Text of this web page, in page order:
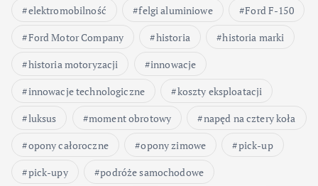
elektromobilność
felgi aluminiowe
Ford F-150
Ford Motor Company
historia
historia marki
historia motoryzacji
innowacje
innowacje technologiczne
koszty eksploatacji
luksus
moment obrotowy
napęd na cztery koła
opony całoroczne
opony zimowe
pick-up
pick-upy
podróże samochodowe